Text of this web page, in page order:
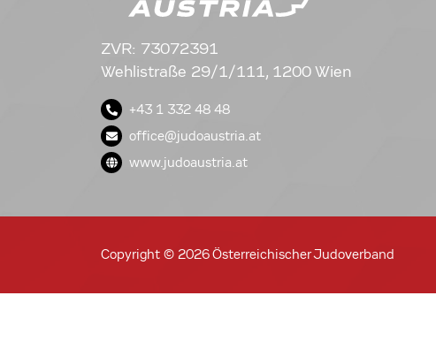
ZVR: 73072391
Wehlistraße 29/1/111, 1200 Wien
+43 1 332 48 48
office@judoaustria.at
www.judoaustria.at
Copyright © 2026 Österreichischer Judoverband